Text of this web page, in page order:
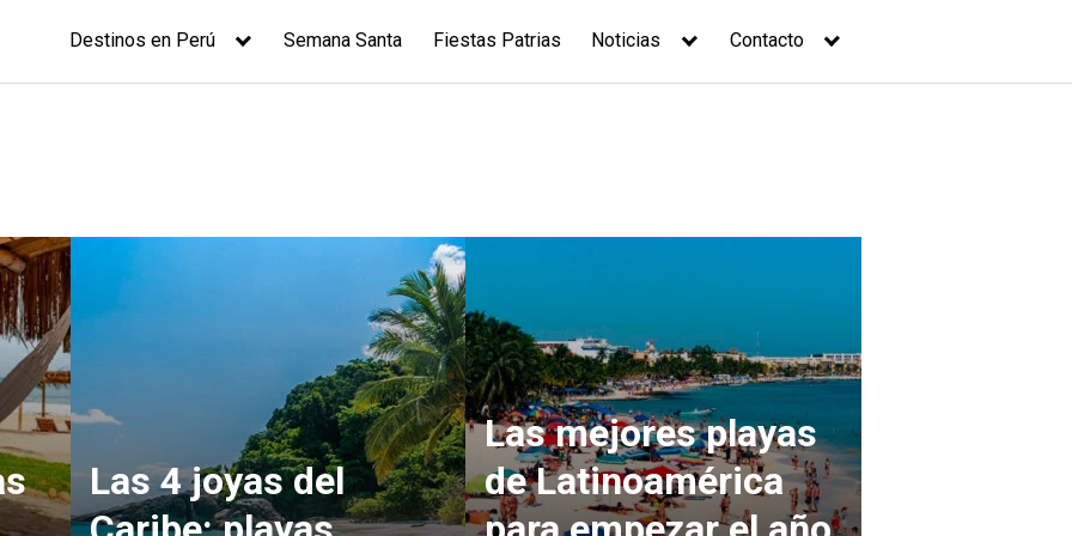
Destinos en Perú Semana Santa Fiestas Patrias Noticias Contacto
Las 4 joyas del
Las mejores playas
de Latinoamérica